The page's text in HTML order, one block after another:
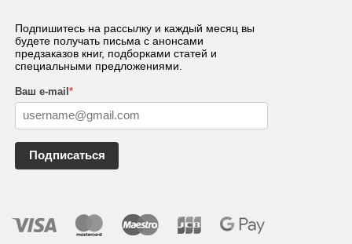
Подпишитесь на рассылку и каждый месяц вы
будете получать письма с анонсами
предзаказов книг, подборками статей и
специальными предложениями.
Ваш e-mail*
Подписаться